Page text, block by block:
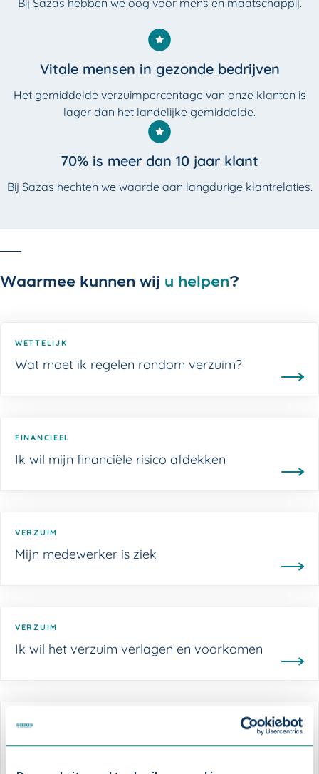
Bij Sazas hebben we oog voor mens en maat­schappij.
Vitale mensen in gezonde bedrijven
Het gemiddelde verzuimpercentage van onze klanten is
lager dan het landelijke gemiddelde.
70% is meer dan 10 jaar klant
Bij Sazas hechten we waarde aan langdurige klantrelaties.
Waarmee kunnen wij u helpen?
WETTELIJK
Wat moet ik regelen rondom verzuim?
FINANCIEEL
Ik wil mijn financiële risico afdekken
VERZUIM
Mijn medewerker is ziek
VERZUIM
Ik wil het verzuim verlagen en voorkomen
GOED WERKGEVERSCHAP
Ik wil goed voor mijn medewerkers zorgen